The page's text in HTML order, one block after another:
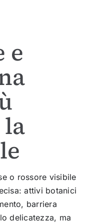
e
o rossore visibile
attivi botanici
barriera
delicatezza, ma